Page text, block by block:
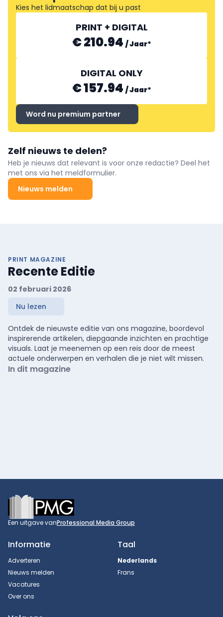
Kies het lidmaatschap dat bij u past
PRINT + DIGITAL
€ 210.94 /Jaar*
DIGITAL ONLY
€ 157.94 /Jaar*
Word nu premium partner
Zelf nieuws te delen?
Heb je nieuws dat relevant is voor onze redactie? Deel het
met ons via het meldformulier.
Nieuws melden
PRINT MAGAZINE
Recente Editie
02 februari 2026
Nu lezen
Ontdek de nieuwste editie van ons magazine, boordevol
inspirerende artikelen, diepgaande inzichten en prachtige
visuals. Laat je meenemen op een reis door de meest
actuele onderwerpen en verhalen die je niet wilt missen.
In dit magazine
Footer
Een uitgave vanProfessional Media Group
Informatie
Adverteren
Nieuws melden
Vacatures
Over ons
Taal
Nederlands
Frans